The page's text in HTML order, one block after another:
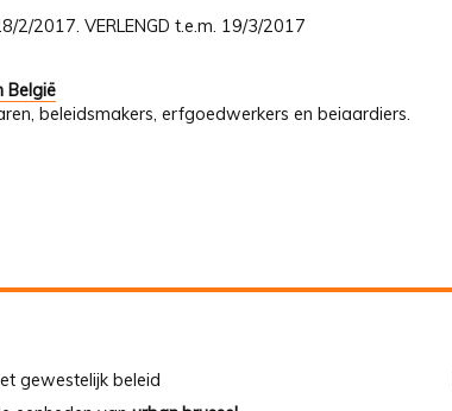
2017. VERLENGD t.e.m. 19/3/2017
België
beleidsmakers, erfgoedwerkers en beiaardiers.
gewestelijk beleid